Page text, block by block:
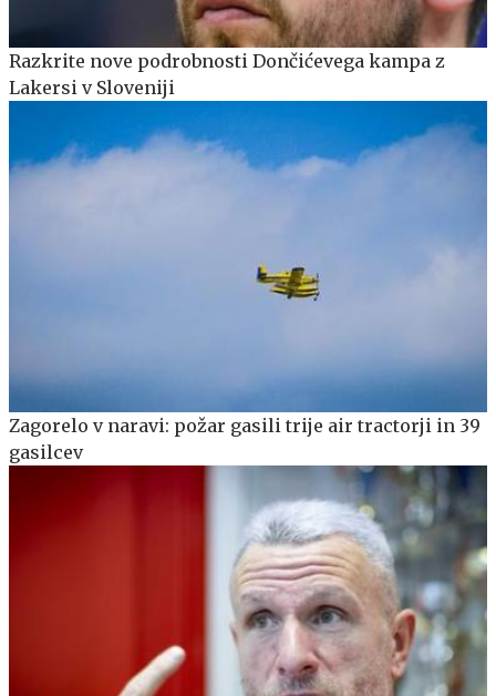
Razkrite nove podrobnosti Dončićevega kampa z
Lakersi v Sloveniji
Zagorelo v naravi: požar gasili trije air tractorji in 39
gasilcev